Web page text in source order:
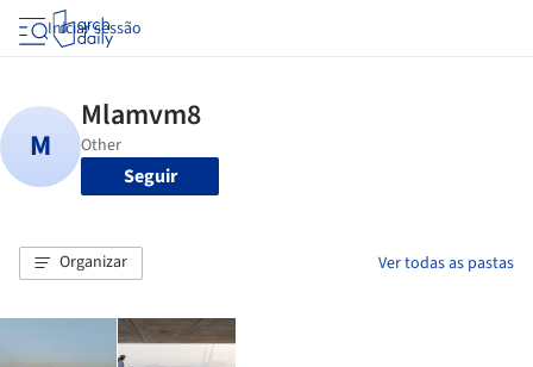
Iniciar sessão
Seguir
Organizar Ver todas as pastas